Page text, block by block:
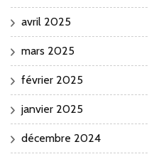
avril 2025
mars 2025
février 2025
janvier 2025
décembre 2024